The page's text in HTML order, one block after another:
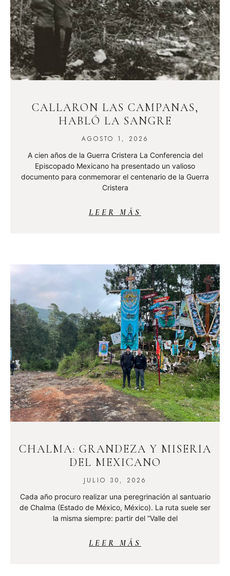
CALLARON LAS CAMPANAS,
HABLÓ LA SANGRE
AGOSTO 1, 2026
A cien años de la Guerra Cristera La Conferencia del
Episcopado Mexicano ha presentado un valioso
documento para conmemorar el centenario de la Guerra
Cristera
LEER MÁS
CHALMA: GRANDEZA Y MISERIA
DEL MEXICANO
JULIO 30, 2026
Cada año procuro realizar una peregrinación al santuario
de Chalma (Estado de México, México). La ruta suele ser
la misma siempre: partir del “Valle del
LEER MÁS